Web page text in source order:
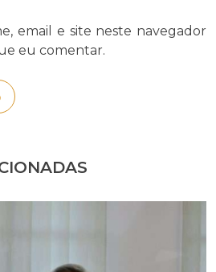
email e site neste navegador
eu comentar.